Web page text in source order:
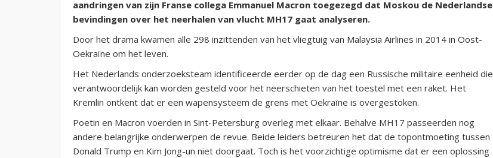
aandringen van zijn Franse collega Emmanuel Macron toegezegd dat Moskou de Nederlandse
bevindingen over het neerhalen van vlucht MH17 gaat analyseren.
Door het drama kwamen alle 298 inzittenden van het vliegtuig van Malaysia Airlines in 2014 in Oost-
Oekraïne om het leven.
Het Nederlands onderzoeksteam identificeerde eerder op de dag een Russische militaire eenheid die
verantwoordelijk kan worden gesteld voor het neerschieten van het toestel met een raket. Het
Kremlin ontkent dat er een wapensysteem de grens met Oekraïne is overgestoken.
Poetin en Macron voerden in Sint-Petersburg overleg met elkaar. Behalve MH17 passeerden nog
andere belangrijke onderwerpen de revue. Beide leiders betreuren het dat de topontmoeting tussen
Donald Trump en Kim Jong-un niet doorgaat. Toch is het voorzichtige optimisme dat er een oplossing